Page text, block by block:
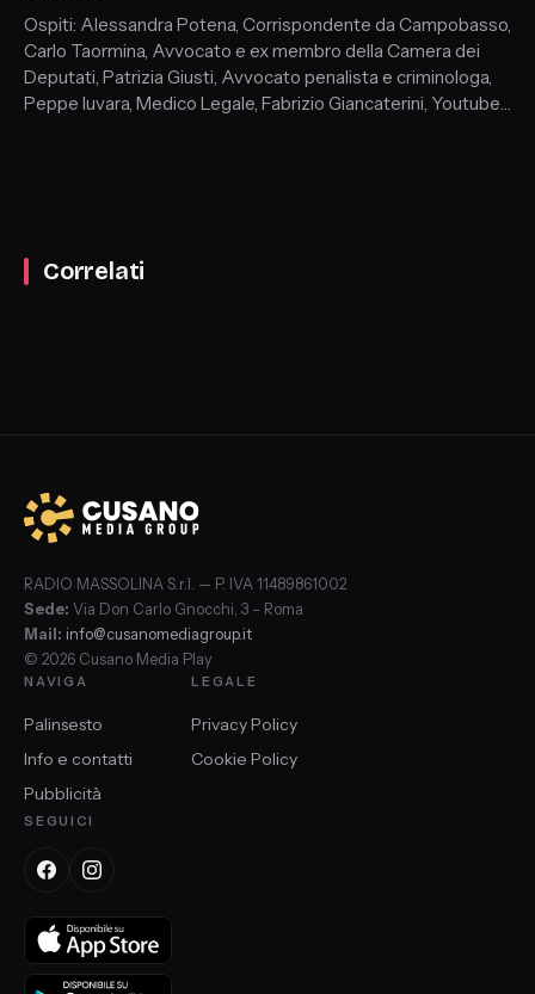
Ospiti: Alessandra Potena, Corrispondente da Campobasso,
Carlo Taormina, Avvocato e ex membro della Camera dei
Deputati, Patrizia Giusti, Avvocato penalista e criminologa,
Peppe Iuvara, Medico Legale, Fabrizio Giancaterini, Youtuber,
Correlati
RADIO MASSOLINA S.r.l. — P. IVA 11489861002
Sede: Via Don Carlo Gnocchi, 3 – Roma
Mail: info@cusanomediagroup.it
© 2026 Cusano Media Play
NAVIGA
Palinsesto
Info e contatti
Pubblicità
LEGALE
Privacy Policy
Cookie Policy
SEGUICI